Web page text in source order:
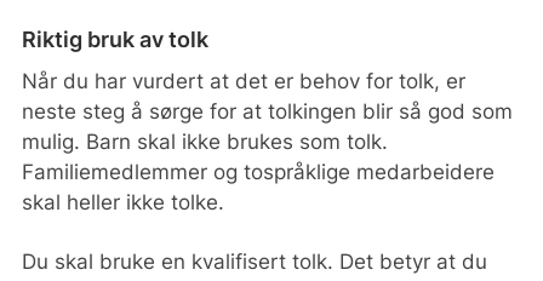
Riktig bruk av tolk
Når du har vurdert at det er behov for tolk, er
neste steg å sørge for at tolkingen blir så god som
mulig. Barn skal ikke brukes som tolk.
Familiemedlemmer og tospråklige medarbeidere
skal heller ikke tolke.
Du skal bruke en kvalifisert tolk. Det betyr at du